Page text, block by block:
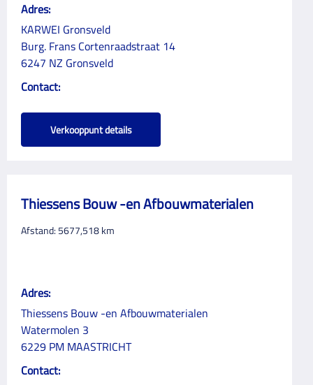
Adres:
KARWEI Gronsveld
Burg. Frans Cortenraadstraat 14
6247 NZ Gronsveld
Contact:
Verkooppunt details
Thiessens Bouw -en Afbouwmaterialen
Afstand: 5677,518km
Adres:
Thiessens Bouw -en Afbouwmaterialen
Watermolen 3
6229 PM MAASTRICHT
Contact: